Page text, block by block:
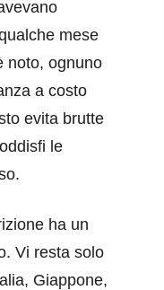
mese
noto, ognuno
a costo
evita brutte
le
ha un
Vi resta solo
Giappone,